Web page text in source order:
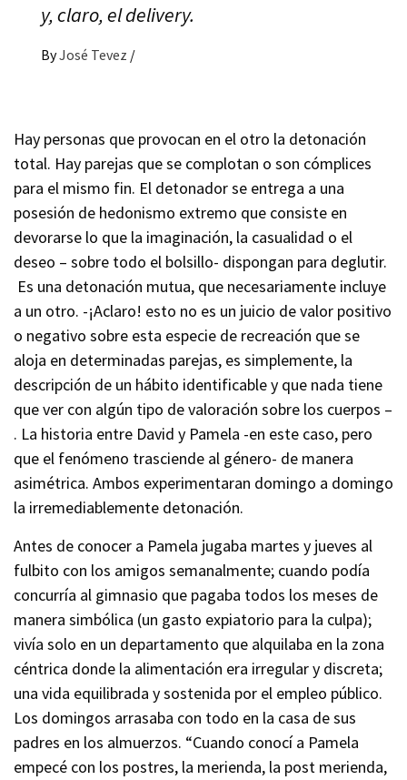
y, claro, el delivery.
ByJosé Tevez /
Hay personas que provocan en el otro la detonación
total. Hay parejas que se complotan o son cómplices
para el mismo fin. El detonador se entrega a una
posesión de hedonismo extremo que consiste en
devorarse lo que la imaginación, la casualidad o el
deseo – sobre todo el bolsillo- dispongan para deglutir.
Es una detonación mutua, que necesariamente incluye
a un otro. -¡Aclaro! esto no es un juicio de valor positivo
o negativo sobre esta especie de recreación que se
aloja en determinadas parejas, es simplemente, la
descripción de un hábito identificable y que nada tiene
que ver con algún tipo de valoración sobre los cuerpos –
. La historia entre David y Pamela -en este caso, pero
que el fenómeno trasciende al género- de manera
asimétrica. Ambos experimentaran domingo a domingo
la irremediablemente detonación.
Antes de conocer a Pamela jugaba martes y jueves al
fulbito con los amigos semanalmente; cuando podía
concurría al gimnasio que pagaba todos los meses de
manera simbólica (un gasto expiatorio para la culpa);
vivía solo en un departamento que alquilaba en la zona
céntrica donde la alimentación era irregular y discreta;
una vida equilibrada y sostenida por el empleo público.
Los domingos arrasaba con todo en la casa de sus
padres en los almuerzos. “Cuando conocí a Pamela
empecé con los postres, la merienda, la post merienda,